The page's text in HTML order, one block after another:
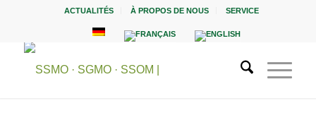
ACTUALITÉS À PROPOS DE NOUS SERVICE